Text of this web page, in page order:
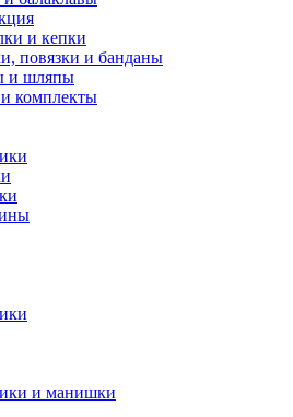
и кепки
повязки и банданы
и шляпы
комплекты
и манишки